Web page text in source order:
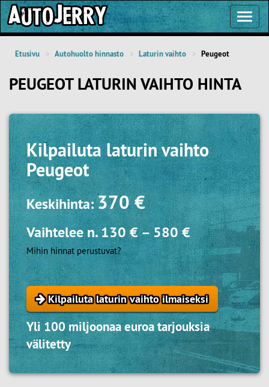
Etusivu Autohuolto hinnasto Laturin vaihto Peugeot
PEUGEOT LATURIN VAIHTO HINTA
Kilpailutalaturin vaihto
Peugeot
Keskihinta:370 €
Vaihtelee n.130 €–580 €
Mihin hinnat perustuvat?
Kilpailuta laturin vaihto ilmaiseksi
Yli 100 miljoonaa euroa tarjouksia
välitetty